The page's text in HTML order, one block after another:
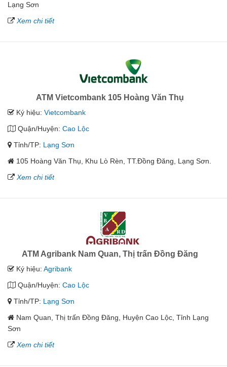
Lạng Sơn
Xem chi tiết
ATM Vietcombank 105 Hoàng Văn Thụ
Ký hiệu: Vietcombank
Quận/Huyện: Cao Lộc
Tỉnh/TP: Lạng Sơn
105 Hoàng Văn Thụ, Khu Lò Rèn, TT.Đồng Đăng, Lạng Sơn.
Xem chi tiết
ATM Agribank Nam Quan, Thị trấn Đồng Đăng
Ký hiệu: Agribank
Quận/Huyện: Cao Lộc
Tỉnh/TP: Lạng Sơn
Nam Quan, Thị trấn Đồng Đăng, Huyện Cao Lộc, Tỉnh Lạng
Sơn
Xem chi tiết